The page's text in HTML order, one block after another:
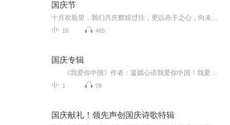
国庆节
10 465
国庆专辑
1 78
国庆献礼！领先声创国庆诗歌特辑